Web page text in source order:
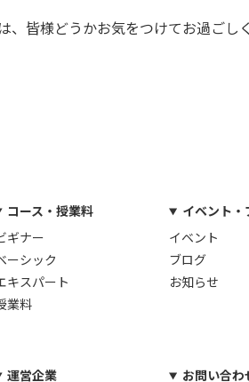
皆様どうかお気をつけてお過ごし
コース・授業料
ギナー
ーシック
キスパート
業料
イベント・
イベント
ブログ
お知らせ
運営企業 お問い合わ